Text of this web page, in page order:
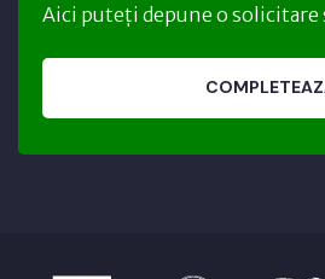
Aici puteți depune o